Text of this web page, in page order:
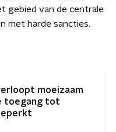
gebied van de centrale
met harde sancties.
moeizaam
toegang tot